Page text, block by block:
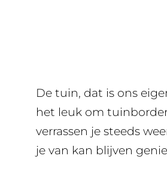
De tuin, dat is ons
het leuk om
verrassen je steeds
je van kan blijven